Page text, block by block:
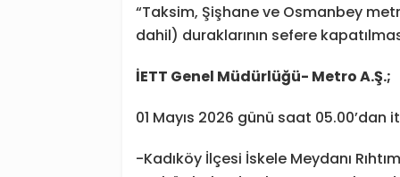
“Taksim, Şişhane ve Osmanbey
dahil) duraklarının sefere
İETT Genel Müdürlüğü- Metro A.Ş.;
01 Mayıs 2026 günü saat
-Kadıköy İlçesi İskele Meydanı